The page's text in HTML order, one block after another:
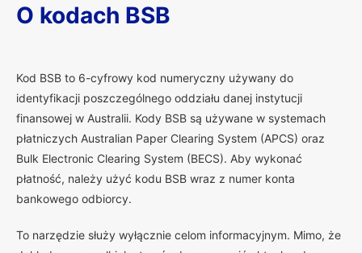
O kodach BSB
Kod BSB to 6-cyfrowy kod numeryczny używany do
identyfikacji poszczególnego oddziału danej instytucji
finansowej w Australii. Kody BSB są używane w systemach
płatniczych Australian Paper Clearing System (APCS) oraz
Bulk Electronic Clearing System (BECS). Aby wykonać
płatność, należy użyć kodu BSB wraz z numer konta
bankowego odbiorcy.
To narzędzie służy wyłącznie celom informacyjnym. Mimo, że